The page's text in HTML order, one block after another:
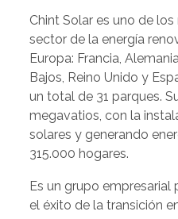
Chint Solar es uno de
sector de la energía
Europa: Francia,
Bajos, Reino Unido y
un total de 31 parques.
megavatios, con la
solares y generando
315.000 hogares.
Es un grupo
el éxito de la transición